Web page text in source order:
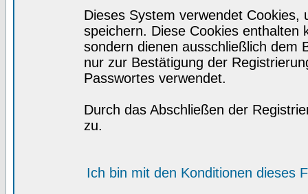
Dieses System verwendet
speichern. Diese Cookies enthalten
sondern dienen ausschließlich dem
nur zur Bestätigung der
Passwortes verwendet.
Durch das Abschließen der
zu.
Ich bin mit den Konditionen dieses